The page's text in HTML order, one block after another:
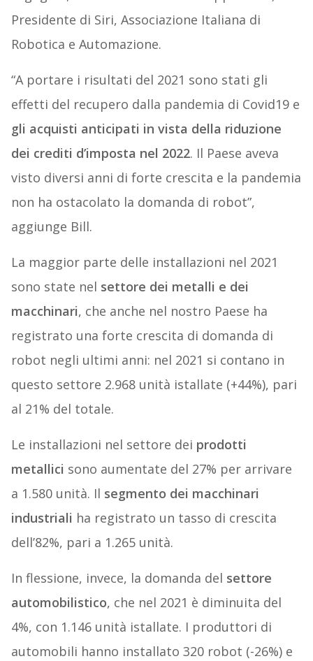
Presidente di Siri, Associazione Italiana di
Robotica e Automazione.
“A portare i risultati del 2021 sono stati gli
effetti del recupero dalla pandemia di Covid19 e
gli acquisti anticipati in vista della riduzione
dei crediti d’imposta nel 2022. Il Paese aveva
visto diversi anni di forte crescita e la pandemia
non ha ostacolato la domanda di robot”,
aggiunge Bill.
La maggior parte delle installazioni nel 2021
sono state nel settore dei metalli e dei
macchinari, che anche nel nostro Paese ha
registrato una forte crescita di domanda di
robot negli ultimi anni: nel 2021 si contano in
questo settore 2.968 unità istallate (+44%), pari
al 21% del totale.
Le installazioni nel settore dei prodotti
metallici sono aumentate del 27% per arrivare
a 1.580 unità. Il segmento dei macchinari
industriali ha registrato un tasso di crescita
dell’82%, pari a 1.265 unità.
In flessione, invece, la domanda del settore
automobilistico, che nel 2021 è diminuita del
4%, con 1.146 unità istallate. I produttori di
automobili hanno installato 320 robot (-26%) e